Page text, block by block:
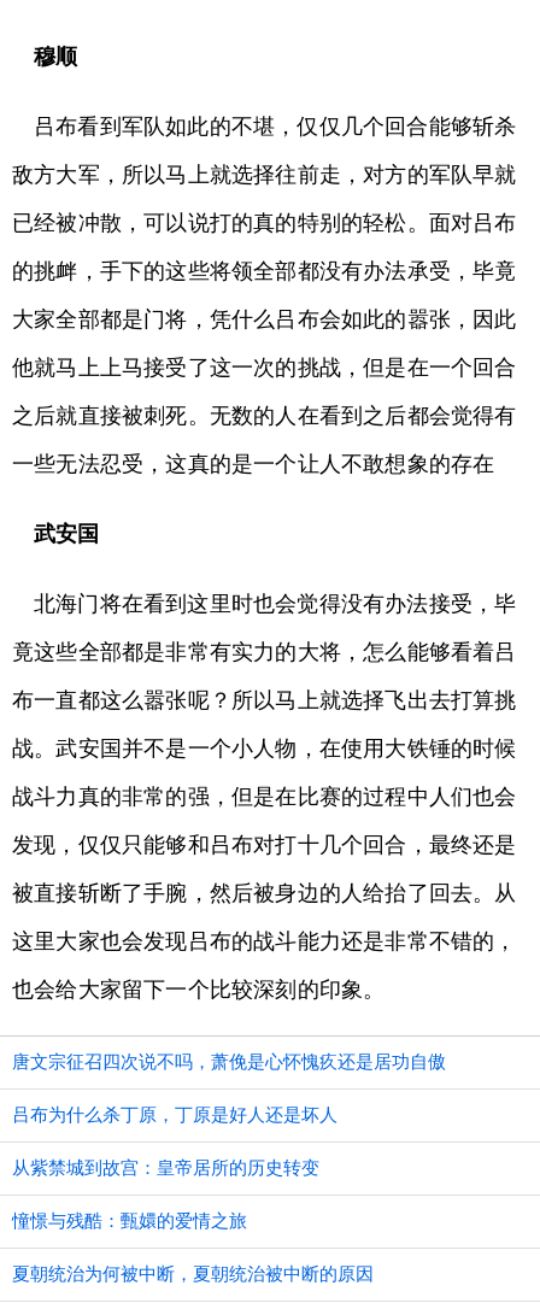
穆顺
吕布看到军队如此的不堪，仅仅几个回合能够斩杀
敌方大军，所以马上就选择往前走，对方的军队早就
已经被冲散，可以说打的真的特别的轻松。面对吕布
的挑衅，手下的这些将领全部都没有办法承受，毕竟
大家全部都是门将，凭什么吕布会如此的嚣张，因此
他就马上上马接受了这一次的挑战，但是在一个回合
之后就直接被刺死。无数的人在看到之后都会觉得有
一些无法忍受，这真的是一个让人不敢想象的存在
武安国
北海门将在看到这里时也会觉得没有办法接受，毕
竟这些全部都是非常有实力的大将，怎么能够看着吕
布一直都这么嚣张呢？所以马上就选择飞出去打算挑
战。武安国并不是一个小人物，在使用大铁锤的时候
战斗力真的非常的强，但是在比赛的过程中人们也会
发现，仅仅只能够和吕布对打十几个回合，最终还是
被直接斩断了手腕，然后被身边的人给抬了回去。从
这里大家也会发现吕布的战斗能力还是非常不错的，
也会给大家留下一个比较深刻的印象。
唐文宗征召四次说不吗，萧俛是心怀愧疚还是居功自傲
吕布为什么杀丁原，丁原是好人还是坏人
从紫禁城到故宫：皇帝居所的历史转变
憧憬与残酷：甄嬛的爱情之旅
夏朝统治为何被中断，夏朝统治被中断的原因